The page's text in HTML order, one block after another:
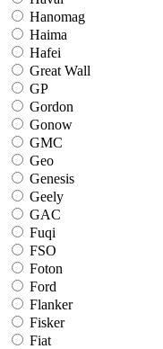
Hanomag
Haima
Hafei
Great Wall
GP
Gordon
Gonow
GMC
Geo
Genesis
Geely
GAC
Fuqi
FSO
Foton
Ford
Flanker
Fisker
Fiat